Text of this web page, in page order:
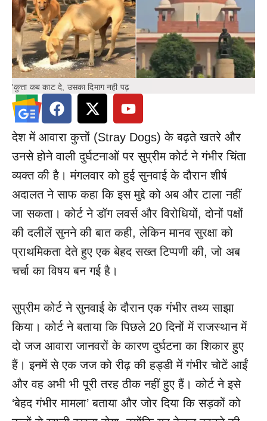
'कुत्ता कब काट दे, उसका दिमाग नही पढ़
देश में आवारा कुत्तों (Stray Dogs) के बढ़ते खतरे और
उनसे होने वाली दुर्घटनाओं पर सुप्रीम कोर्ट ने गंभीर चिंता
व्यक्त की है। मंगलवार को हुई सुनवाई के दौरान शीर्ष
अदालत ने साफ कहा कि इस मुद्दे को अब और टाला नहीं
जा सकता। कोर्ट ने डॉग लवर्स और विरोधियों, दोनों पक्षों
की दलीलें सुनने की बात कही, लेकिन मानव सुरक्षा को
प्राथमिकता देते हुए एक बेहद सख्त टिप्पणी की, जो अब
चर्चा का विषय बन गई है।
सुप्रीम कोर्ट ने सुनवाई के दौरान एक गंभीर तथ्य साझा
किया। कोर्ट ने बताया कि पिछले 20 दिनों में राजस्थान में
दो जज आवारा जानवरों के कारण दुर्घटना का शिकार हुए
हैं। इनमें से एक जज को रीढ़ की हड्डी में गंभीर चोटें आईं
और वह अभी भी पूरी तरह ठीक नहीं हुए हैं। कोर्ट ने इसे
‘बेहद गंभीर मामला’ बताया और जोर दिया कि सड़कों को